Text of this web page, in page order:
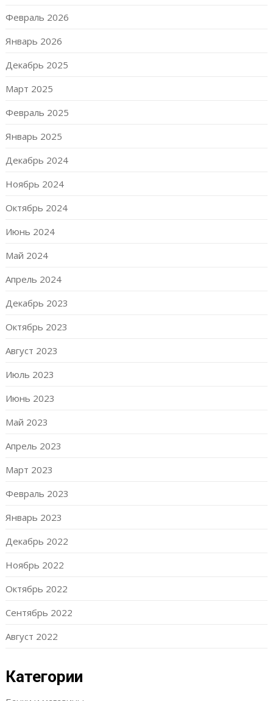
Февраль 2026
Январь 2026
Декабрь 2025
Март 2025
Февраль 2025
Январь 2025
Декабрь 2024
Ноябрь 2024
Октябрь 2024
Июнь 2024
Май 2024
Апрель 2024
Декабрь 2023
Октябрь 2023
Август 2023
Июль 2023
Июнь 2023
Май 2023
Апрель 2023
Март 2023
Февраль 2023
Январь 2023
Декабрь 2022
Ноябрь 2022
Октябрь 2022
Сентябрь 2022
Август 2022
Категории